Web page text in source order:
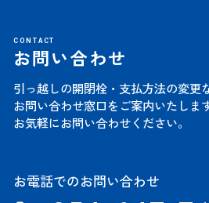
CONTACT
お問い合わせ
引っ越しの開閉栓・支払方法の変更
お問い合わせ窓口をご案内いたします
お気軽にお問い合わせください。
お電話でのお問い合わせ